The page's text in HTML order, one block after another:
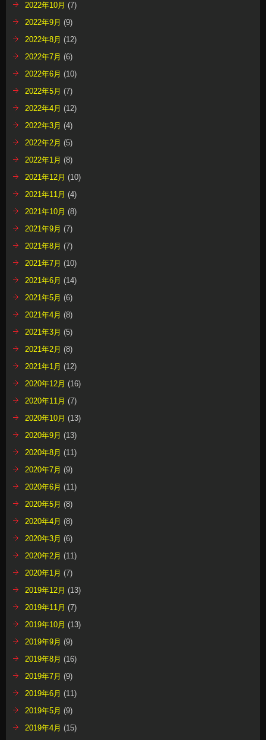
2022年10月 (7)
2022年9月 (9)
2022年8月 (12)
2022年7月 (6)
2022年6月 (10)
2022年5月 (7)
2022年4月 (12)
2022年3月 (4)
2022年2月 (5)
2022年1月 (8)
2021年12月 (10)
2021年11月 (4)
2021年10月 (8)
2021年9月 (7)
2021年8月 (7)
2021年7月 (10)
2021年6月 (14)
2021年5月 (6)
2021年4月 (8)
2021年3月 (5)
2021年2月 (8)
2021年1月 (12)
2020年12月 (16)
2020年11月 (7)
2020年10月 (13)
2020年9月 (13)
2020年8月 (11)
2020年7月 (9)
2020年6月 (11)
2020年5月 (8)
2020年4月 (8)
2020年3月 (6)
2020年2月 (11)
2020年1月 (7)
2019年12月 (13)
2019年11月 (7)
2019年10月 (13)
2019年9月 (9)
2019年8月 (16)
2019年7月 (9)
2019年6月 (11)
2019年5月 (9)
2019年4月 (15)